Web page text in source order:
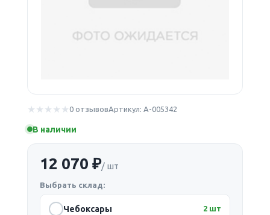
0 отзывовАртикул: А-005342
В наличии
12 070 ₽/ шт
Выбрать склад:
Чебоксары 2 шт